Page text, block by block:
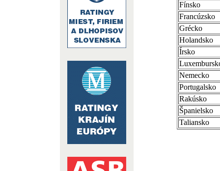
Fínsko
Francúzsko
Grécko
Holandsko
Írsko
Nemecko
Portugalsko
Rakúsko
Španielsko
Taliansko